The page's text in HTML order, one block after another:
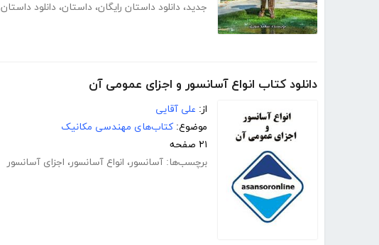
جدید، دانلود داستان رایگان، داستان، دانلود داستان
دانلود کتاب انواع آسانسور و اجزای عمومی آن
از: علی آقایی
موضوع: کتاب‌های مهندسی مکانیک
۲۱ صفحه
برچسب‌ها: آسانسور، انواع آسانسور، اجزای آسانسور